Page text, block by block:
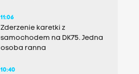
11:06
Zderzenie karetki z
samochodem na DK75. Jedna
osoba ranna
10:40